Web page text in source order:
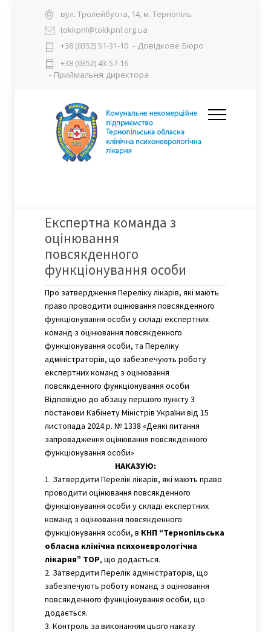
вул. Тролейбусна, 14, м. Тернопіль
tokkpnl@tokkpnl.org.ua
+38 (0352) 51-31-10 - Довідкове Бюро
+38 (0352) 43-57-16
- Приймальня директора
Експертна команда з
оцінювання
повсякденного
функціонування особи
Про затвердження Переліку лікарів, які мають
право проводити оцінювання повсякденного
функціонування особи у складі експертних
команд з оцінювання повсякденного
функціонування особи, та Переліку
адміністраторів, що забезпечують роботу
експертних команд з оцінювання
повсякденного функціонування особи
Відповідно до абзацу першого пункту 3
постанови Кабінету Міністрів України від 15
листопада 2024 р. № 1338 «Деякі питання
запровадження оцінювання повсякденного
функціонування особи»
НАКАЗУЮ:
1. Затвердити Перелік лікарів, які мають право
проводити оцінювання повсякденного
функціонування особи у складі експертних
команд з оцінювання повсякденного
функціонування особи, в КНП “Тернопільська
обласна клінічна психоневрологічна
лікарня” ТОР, що додається.
2. Затвердити Перелік адміністраторів, що
забезпечують роботу команд з оцінювання
повсякденного функціонування особи, що
додається.
3. Контроль за виконанням цього наказу